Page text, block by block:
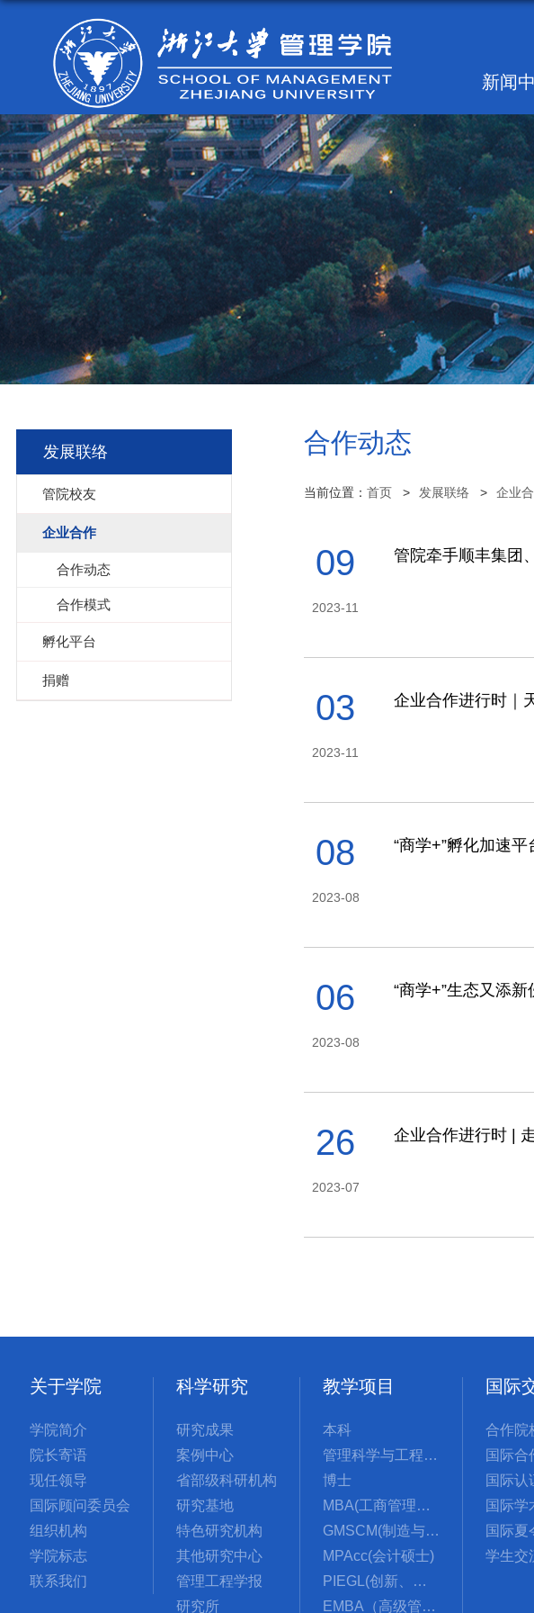
新闻
发展联络
管院校友
企业合作
合作动态
合作模式
孵化平台
捐赠
合作动态
当前位置： 首页 发展联络 企业
09
2023-11
管院牵手顺丰集团
03
2023-11
企业合作进行时｜
08
2023-08
“商学+”孵化加速
06
2023-08
“商学+”生态又添
26
2023-07
企业合作进行时 |
关于学院
学院简介
院长寄语
现任领导
国际顾问委员会
组织机构
学院标志
联系我们
科学研究
研究成果
案例中心
省部级科研机构
研究基地
特色研究机构
其他研究中心
管理工程学报
研究所
教学项目
本科
管理科学与工程国际硕士
博士
MBA(工商管理硕士)
GMSCM(制造与供应链管理硕士)
MPAcc(会计硕士)
PIEGL(创新、创业与全球领导力国际硕士项目)
EMBA（高级管理人员工商管理硕士）
国际
合作院
国际合
国际认
国际学
国际夏
学生交